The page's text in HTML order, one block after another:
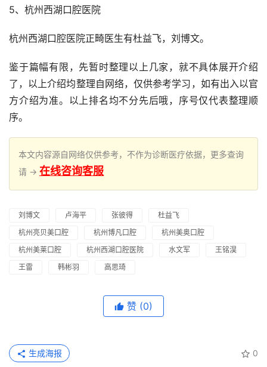
5、杭州西湖口腔医院
杭州西湖口腔医院正畸医生有杜益飞，刘博文。
鉴于篇幅有限，先暂时整理以上几家，就不具体展开介绍
了，以上介绍均整理自网络，仅供参考学习，如有出入以官
方介绍为准。以上排名均不分先后哦，序号仅代表整理顺
序。
本文内容源自网络仅供参考，不作为诊断医疗依据，更多查询
请 → 在线咨询客服
刘博文 卢海平 张彼得
杜益飞
杭州亮贝美口腔
杭州博凡口腔
杭州美奥口腔
杭州美莱口腔
杭州西湖口腔医院 水文军
王铭淏
王雷
韩彬羽 高思琦
赞 (0)
0
生成海报